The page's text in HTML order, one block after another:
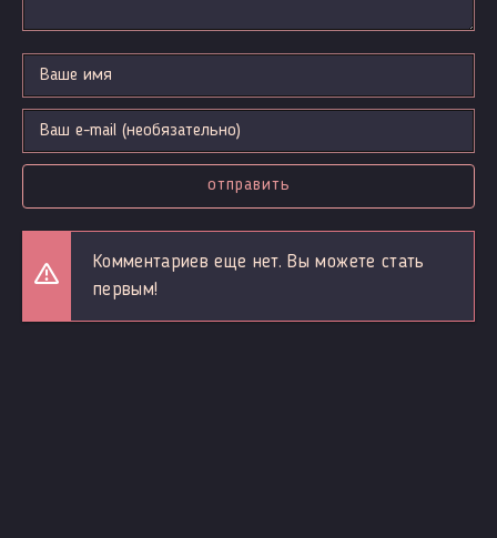
отправить
Комментариев еще нет. Вы можете стать
первым!